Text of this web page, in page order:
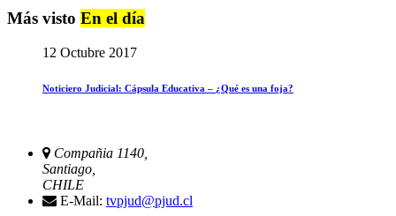
Más visto En el día
12 Octubre 2017
Noticiero Judicial: Cápsula Educativa – ¿Qué es una foja?
Compañia 1140,
Santiago,
CHILE
E-Mail: tvpjud@pjud.cl